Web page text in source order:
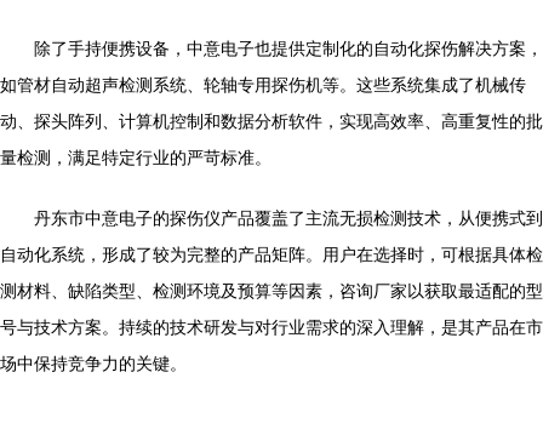
除了手持便携设备，中意电子也提供定制化的自动化探伤解决方案，
如管材自动超声检测系统、轮轴专用探伤机等。这些系统集成了机械传
动、探头阵列、计算机控制和数据分析软件，实现高效率、高重复性的批
量检测，满足特定行业的严苛标准。
丹东市中意电子的探伤仪产品覆盖了主流无损检测技术，从便携式到
自动化系统，形成了较为完整的产品矩阵。用户在选择时，可根据具体检
测材料、缺陷类型、检测环境及预算等因素，咨询厂家以获取最适配的型
号与技术方案。持续的技术研发与对行业需求的深入理解，是其产品在市
场中保持竞争力的关键。